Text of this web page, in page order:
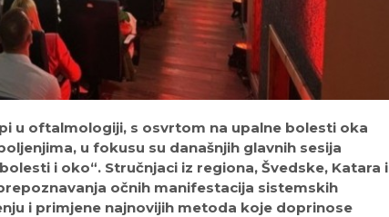
u oftalmologiji, s osvrtom na upalne bolesti oka
u fokusu su današnjih glavnih sesija
i oko“. Stručnjaci iz regiona, Švedske, Katara i
očnih manifestacija sistemskih
i primjene najnovijih metoda koje doprinose